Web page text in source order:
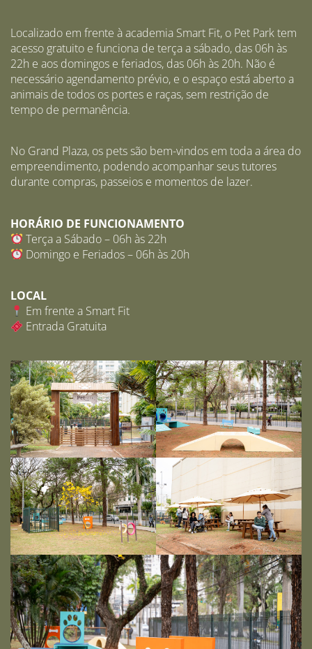
Localizado em frente à academia Smart Fit, o Pet Park tem
acesso gratuito e funciona de terça a sábado, das 06h às
22h e aos domingos e feriados, das 06h às 20h. Não é
necessário agendamento prévio, e o espaço está aberto a
animais de todos os portes e raças, sem restrição de
tempo de permanência.
No Grand Plaza, os pets são bem-vindos em toda a área do
empreendimento, podendo acompanhar seus tutores
durante compras, passeios e momentos de lazer.
HORÁRIO DE FUNCIONAMENTO
Terça a Sábado – 06h às 22h
Domingo e Feriados – 06h às 20h
LOCAL
Em frente a Smart Fit
Entrada Gratuita